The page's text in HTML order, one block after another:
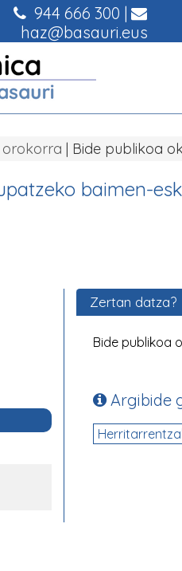
944 666 300 |
haz@basauri.eus